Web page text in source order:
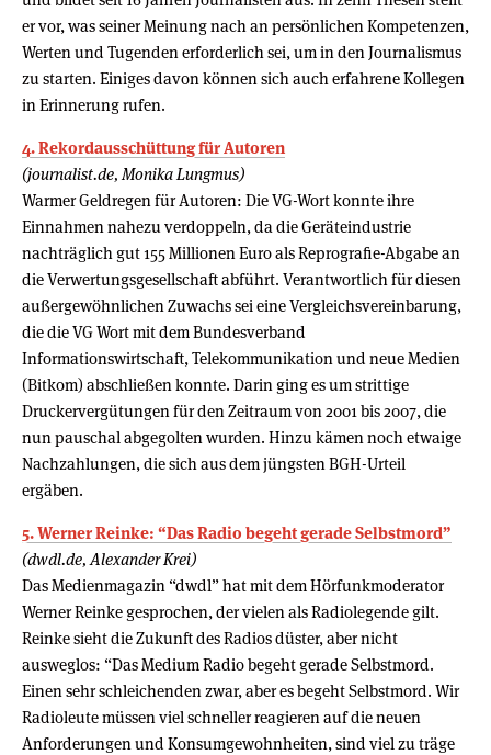
er vor, was seiner Meinung nach an persönlichen Kompetenzen,
Werten und Tugenden erforderlich sei, um in den Journalismus
zu starten. Einiges davon können sich auch erfahrene Kollegen
in Erinnerung rufen.
4. Rekordausschüttung für Autoren
(journalist.de, Monika Lungmus)
Warmer Geldregen für Autoren: Die VG-Wort konnte ihre
Einnahmen nahezu verdoppeln, da die Geräteindustrie
nachträglich gut 155 Millionen Euro als Reprografie-Abgabe an
die Verwertungsgesellschaft abführt. Verantwortlich für diesen
außergewöhnlichen Zuwachs sei eine Vergleichsvereinbarung,
die die VG Wort mit dem Bundesverband
Informationswirtschaft, Telekommunikation und neue Medien
(Bitkom) abschließen konnte. Darin ging es um strittige
Druckervergütungen für den Zeitraum von 2001 bis 2007, die
nun pauschal abgegolten wurden. Hinzu kämen noch etwaige
Nachzahlungen, die sich aus dem jüngsten BGH-Urteil
ergäben.
5. Werner Reinke: “Das Radio begeht gerade Selbstmord”
(dwdl.de, Alexander Krei)
Das Medienmagazin “dwdl” hat mit dem Hörfunkmoderator
Werner Reinke gesprochen, der vielen als Radiolegende gilt.
Reinke sieht die Zukunft des Radios düster, aber nicht
ausweglos: “Das Medium Radio begeht gerade Selbstmord.
Einen sehr schleichenden zwar, aber es begeht Selbstmord. Wir
Radioleute müssen viel schneller reagieren auf die neuen
Anforderungen und Konsumgewohnheiten, sind viel zu träge